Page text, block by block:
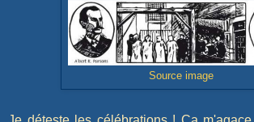
Source image